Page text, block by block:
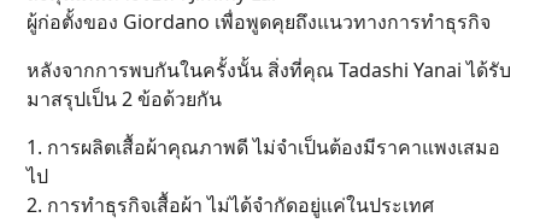
ผู้ก่อตั้งของ Giordano เพื่อพูดคุยถึงแนวทางการทำธุรกิจ
หลังจากการพบกันในครั้งนั้น สิ่งที่คุณ Tadashi Yanai ได้รับ
มาสรุปเป็น 2 ข้อด้วยกัน
1. การผลิตเสื้อผ้าคุณภาพดี ไม่จำเป็นต้องมีราคาแพงเสมอ
ไป
2. การทำธุรกิจเสื้อผ้า ไม่ได้จำกัดอยู่แค่ในประเทศ